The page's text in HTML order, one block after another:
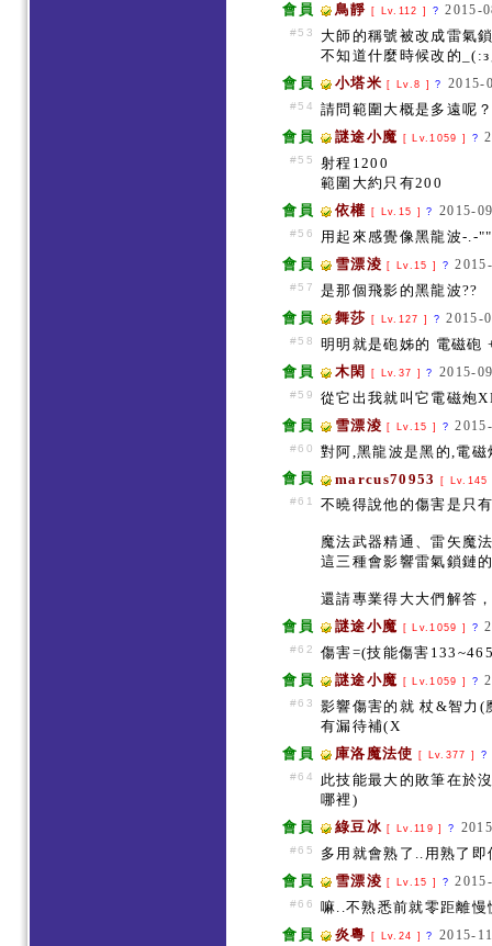
會員 鳥靜 [ Lv.112 ] ? 2015-
#53
大師的稱號被改成雷氣
不知道什麼時候改的
會員
小塔米 [ Lv.8 ]? 2015-
#54
請問範圍大概是多遠
會員
謎途小魔 [ Lv.1059 ] ?
#55
射程1200
範圍大約只有200
會員
依權 [ Lv.15 ]? 2015-
#56
用起來感覺像黑龍波-.-
會員
雪漂淩 [ Lv.15 ] ?
#57
是那個飛影的黑龍波??
會員
舞莎 [ Lv.127 ] ? 2015-
#58
明明就是砲姊的 電磁砲
會員
木閑 [ Lv.37 ]? 2015-
#59
從它出我就叫它電磁炮
會員
雪漂淩 [ Lv.15 ] ?
#60
對阿,黑龍波是黑的,電
會員
marcus70953 [
#61 不曉得說他的傷害是只
魔法武器精通、雷矢魔
這三種會影響雷氣鎖鏈
還請專業得大大們解答
會員
謎途小魔 [ Lv.1059 ] ?
#62
傷害=(技能傷害
會員
謎途小魔 [ Lv.1059 ] ?
#63
影響傷害的就 杖&智力
有漏待補(X
會員
庫洛魔法使 [ Lv.377 ] ?
#64
此技能最大的敗筆在於
哪裡)
會員
綠豆冰 [ Lv.119 ] ?
#65
多用就會熟了..用熟了
會員
雪漂淩 [ Lv.15 ] ?
#66
嘛..不熟悉前就零距離
會員
炎粵 [ Lv.24 ]? 2015-